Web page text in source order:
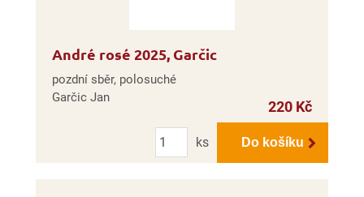
André rosé 2025, Garčic
pozdní sběr, polosuché
Garčic Jan
220 Kč
Počet
ks
Do košíku